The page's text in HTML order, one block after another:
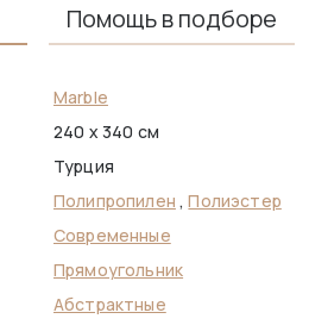
Помощь в подборе
Marble
240 x 340 см
Турция
Полипропилен ,Полиэстер
Современные
Прямоугольник
Абстрактные